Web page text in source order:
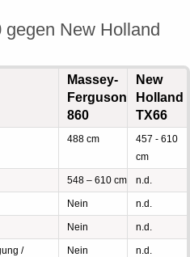
New Holland
Massey-
Ferguson
860
New
Holland
TX66
488 cm
457 - 610
cm
548 – 610 cm n.d.
Nein n.d.
Nein n.d.
/
Nein n.d.